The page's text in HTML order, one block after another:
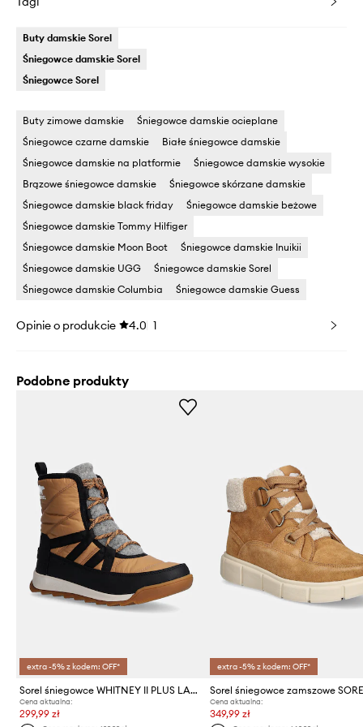
Buty damskie Sorel
Śniegowce damskie Sorel
Śniegowce Sorel
Buty zimowe damskie
Śniegowce damskie ocieplane
Śniegowce czarne damskie
Białe śniegowce damskie
Śniegowce damskie na platformie
Śniegowce damskie wysokie
Brązowe śniegowce damskie
Śniegowce skórzane damskie
Śniegowce damskie black friday
Śniegowce damskie beżowe
Śniegowce damskie Tommy Hilfiger
Śniegowce damskie Moon Boot
Śniegowce damskie Inuikii
Śniegowce damskie UGG
Śniegowce damskie Sorel
Śniegowce damskie Columbia
Śniegowce damskie Guess
Opinie o produkcie 4.0 1
Podobne produkty
extra -5% z kodem: OFF*
Sorel śniegowce WHITNEY II PLUS LACE WP
Cena aktualna:
299,99 zł
extra -5% z kodem: OFF*
Cena aktualna:
349,99 zł